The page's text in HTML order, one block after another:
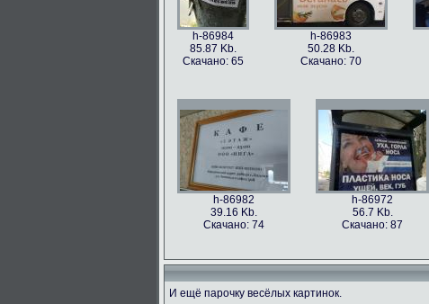
h-86984
85.87 Kb.
Скачано: 65
h-86983
50.28 Kb.
Скачано: 70
h-86982
39.16 Kb.
Скачано: 74
h-86972
56.7 Kb.
Скачано: 87
И ещё парочку весёлых картинок.